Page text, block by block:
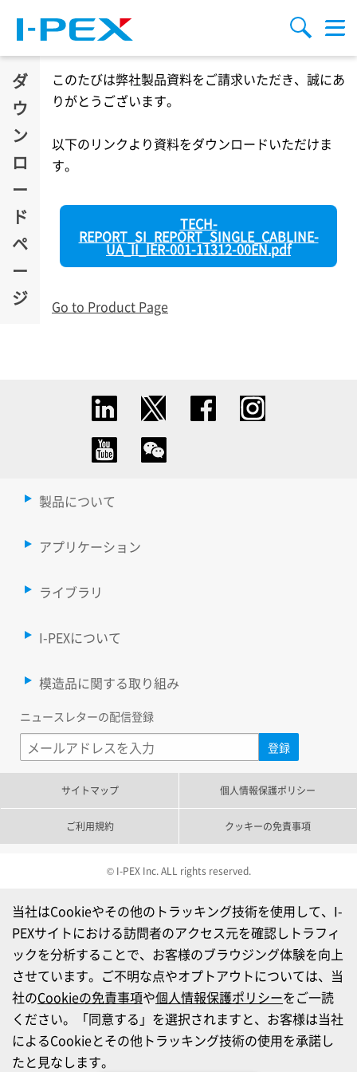
検索
ュ
ー
ダ
ウ
ン
ロ
ー
ド
ペ
ー
ジ
このたびは弊社製品資料をご請求いただき、誠にあ
りがとうございます。
以下のリンクより資料をダウンロードいただけま
す。
TECH-
REPORT_SI_REPORT_SINGLE_CABLINE-
UA_II_IER-001-11312-00EN.pdf
Go to Product Page
製品について
アプリケーション
ライブラリ
I-PEXについて
模造品に関する取り組み
ニュースレターの配信登録
サイトマップ 個人情報保護ポリシー
ご利用規約 クッキーの免責事項
© I-PEX Inc. ALL rights reserved.
当社はCookieやその他のトラッキング技術を使用して、I-
PEXサイトにおける訪問者のアクセス元を確認しトラフィ
ックを分析することで、お客様のブラウジング体験を向上
させています。ご不明な点やオプトアウトについては、当
社のCookieの免責事項や個人情報保護ポリシーをご一読
ください。「同意する」を選択されますと、お客様は当社
によるCookieとその他トラッキング技術の使用を承諾し
たと見なします。